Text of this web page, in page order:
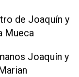
de Joaquín y
Mueca
Joaquín y